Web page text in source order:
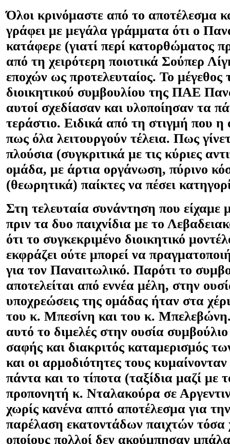
Όλοι κρινόμαστε από το αποτέλεσμα
γράφει με μεγάλα γράμματα ότι ο
κατάφερε (γιατί περί κατορθώματος
από τη χειρότερη ποιοτικά Σούπερ
εποχών ως προτελευταίος. Το μέγεθος
διοικητικού συμβουλίου της ΠΑΕ
αυτοί σχεδίασαν και υλοποίησαν τα
τεράστιο. Ειδικά από τη στιγμή που η
πως όλα λειτουργούν τέλεια. Πως
πλούσια (συγκριτικά με τις κύριες
ομάδα, με άρτια οργάνωση, πύρινο
(θεωρητικά) παίκτες να πέσει
Στη τελευταία συνάντηση που είχαμε
πριν τα δυο παιχνίδια με το
ότι το συγκεκριμένο διοικητικό
εκφράζει ούτε μπορεί να
για τον Παναιτωλικό. Παρότι το
αποτελείται από εννέα μέλη, στην
υποχρεώσεις της ομάδας ήταν στα
του κ. Μπεσίνη και του κ.
αυτό το διμελές στην ουσία
σαφής και διακριτός καταμερισμός
και οι αρμοδιότητες τους
πάντα και το τίποτα (ταξίδια μαζί με
προπονητή κ. Νταλακούρα σε
χωρίς κανένα απτό αποτέλεσμα για
παρέλαση εκατοντάδων παιχτών τόσα
οποίους πολλοί δεν ακούμπησαν